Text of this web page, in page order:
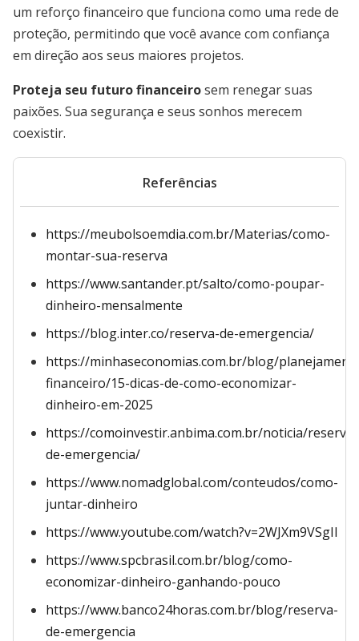
um reforço financeiro que funciona como uma rede de
proteção, permitindo que você avance com confiança
em direção aos seus maiores projetos.
Proteja seu futuro financeirosem renegar suas
paixões. Sua segurança e seus sonhos merecem
coexistir.
Referências
https://meubolsoemdia.com.br/Materias/como-
montar-sua-reserva
https://www.santander.pt/salto/como-poupar-
dinheiro-mensalmente
https://blog.inter.co/reserva-de-emergencia/
https://minhaseconomias.com.br/blog/
financeiro/15-dicas-de-como-economizar-
dinheiro-em-2025
https://comoinvestir.anbima.com.br/noticia/reserva-
de-emergencia/
https://www.nomadglobal.com/conteudos/como-
juntar-dinheiro
https://www.youtube.com/watch?v=2WJXm9VSgII
https://www.spcbrasil.com.br/blog/como-
economizar-dinheiro-ganhando-pouco
https://www.banco24horas.com.br/blog/reserva-
de-emergencia